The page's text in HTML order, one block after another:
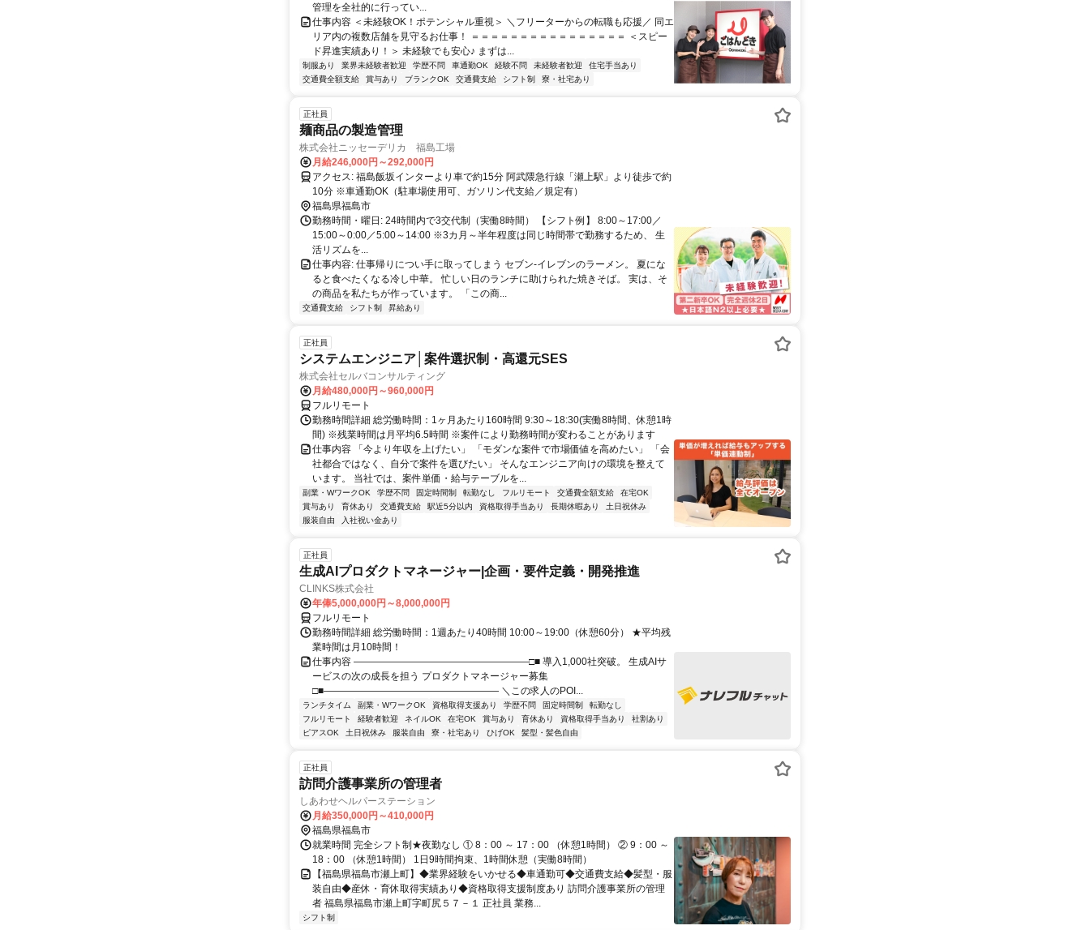
管理を全社的に行ってい...
仕事内容 ＜未経験OK！ポテンシャル重視＞ ＼フリーターからの転職も応援／ 同エ
リア内の複数店舗を見守るお仕事！ ＝＝＝＝＝＝＝＝＝＝＝＝＝＝＝＝ ＜スピー
ド昇進実績あり！＞ 未経験でも安心♪ まずは...
制服あり 業界未経験者歓迎 学歴不問 車通勤OK 経験不問 未経験者歓迎
住宅手当あり
交通費全額支給
賞与あり ブランクOK 交通費支給 シフト制 寮・社宅あり
正社員
麺商品の製造管理
株式会社ニッセーデリカ 福島工場
月給246,000円～292,000円
アクセス: 福島飯坂インターより車で約15分 阿武隈急行線「瀬上駅」より徒歩で約
10分 ※車通勤OK（駐車場使用可、ガソリン代支給／規定有）
福島県福島市
勤務時間・曜日: 24時間内で3交代制（実働8時間） 【シフト例】 8:00～17:00／
15:00～0:00／5:00～14:00 ※3カ月～半年程度は同じ時間帯で勤務するため、 生
活リズムを...
仕事内容: 仕事帰りについ手に取ってしまう セブン-イレブンのラーメン。 夏にな
ると食べたくなる冷し中華。 忙しい日のランチに助けられた焼きそば。 実は、そ
の商品を私たちが作っています。 「この商...
交通費支給 シフト制 昇給あり
正社員
システムエンジニア│案件選択制・高還元SES
株式会社セルバコンサルティング
月給480,000円～960,000円
フルリモート
勤務時間詳細 総労働時間：1ヶ月あたり160時間 9:30～18:30(実働8時間、休憩1時
間) ※残業時間は月平均6.5時間 ※案件により勤務時間が変わることがあります
仕事内容 「今より年収を上げたい」 「モダンな案件で市場価値を高めたい」 「会
社都合ではなく、自分で案件を選びたい」 そんなエンジニア向けの環境を整えて
います。 当社では、案件単価・給与テーブルを...
副業・WワークOK 学歴不問 固定時間制 転勤なし フルリモート 交通費全額支給
在宅OK
賞与あり
育休あり 交通費支給 駅近5分以内 資格取得手当あり 長期休暇あり
土日祝休み
服装自由
入社祝い金あり
正社員
生成AIプロダクトマネージャー|企画・要件定義・開発推進
CLINKS株式会社
年俸5,000,000円～8,000,000円
フルリモート
勤務時間詳細 総労働時間：1週あたり40時間 10:00～19:00（休憩60分） ★平均残
業時間は月10時間！
仕事内容 ――――――――――――――――――□■ 導入1,000社突破。 生成AIサ
ービスの次の成長を担う プロダクトマネージャー募集
□■―――――――――――――――――― ＼この求人のPOI...
ランチタイム 副業・WワークOK 資格取得支援あり 学歴不問 固定時間制
転勤なし
フルリモート
経験者歓迎 ネイルOK 在宅OK 賞与あり 育休あり 資格取得手当あり
社割あり
ピアスOK
土日祝休み 服装自由 寮・社宅あり ひげOK 髪型・髪色自由
正社員
訪問介護事業所の管理者
しあわせヘルパーステーション
月給350,000円～410,000円
福島県福島市
就業時間 完全シフト制★夜勤なし ① 8：00 ～ 17：00 （休憩1時間） ② 9：00 ～
18：00 （休憩1時間） 1日9時間拘束、1時間休憩（実働8時間）
【福島県福島市瀬上町】◆業界経験をいかせる◆車通勤可◆交通費支給◆髪型・服
装自由◆産休・育休取得実績あり◆資格取得支援制度あり 訪問介護事業所の管理
者 福島県福島市瀬上町字町尻５７－１ 正社員 業務...
シフト制